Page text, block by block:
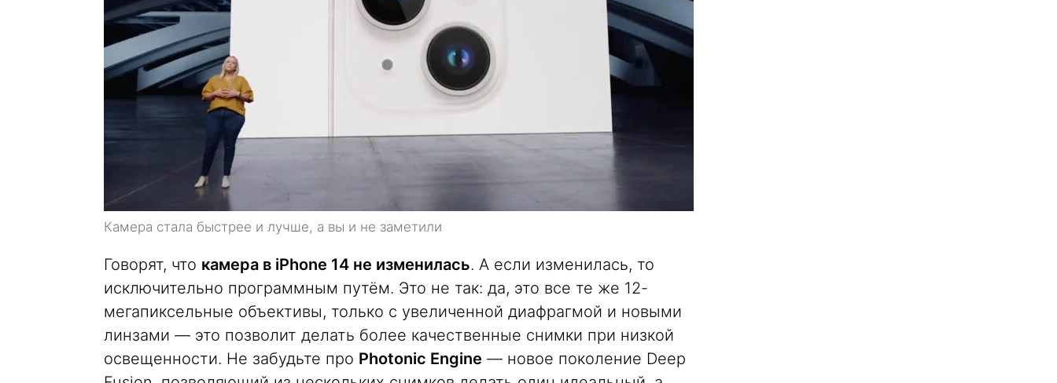
Камера стала быстрее и лучше, а вы и не заметили
Говорят, что камера в iPhone 14 не изменилась. А если изменилась, то
исключительно программным путём. Это не так: да, это все те же 12-
мегапиксельные объективы, только с увеличенной диафрагмой и новыми
линзами — это позволит делать более качественные снимки при низкой
освещенности. Не забудьте про Photonic Engine — новое поколение Deep